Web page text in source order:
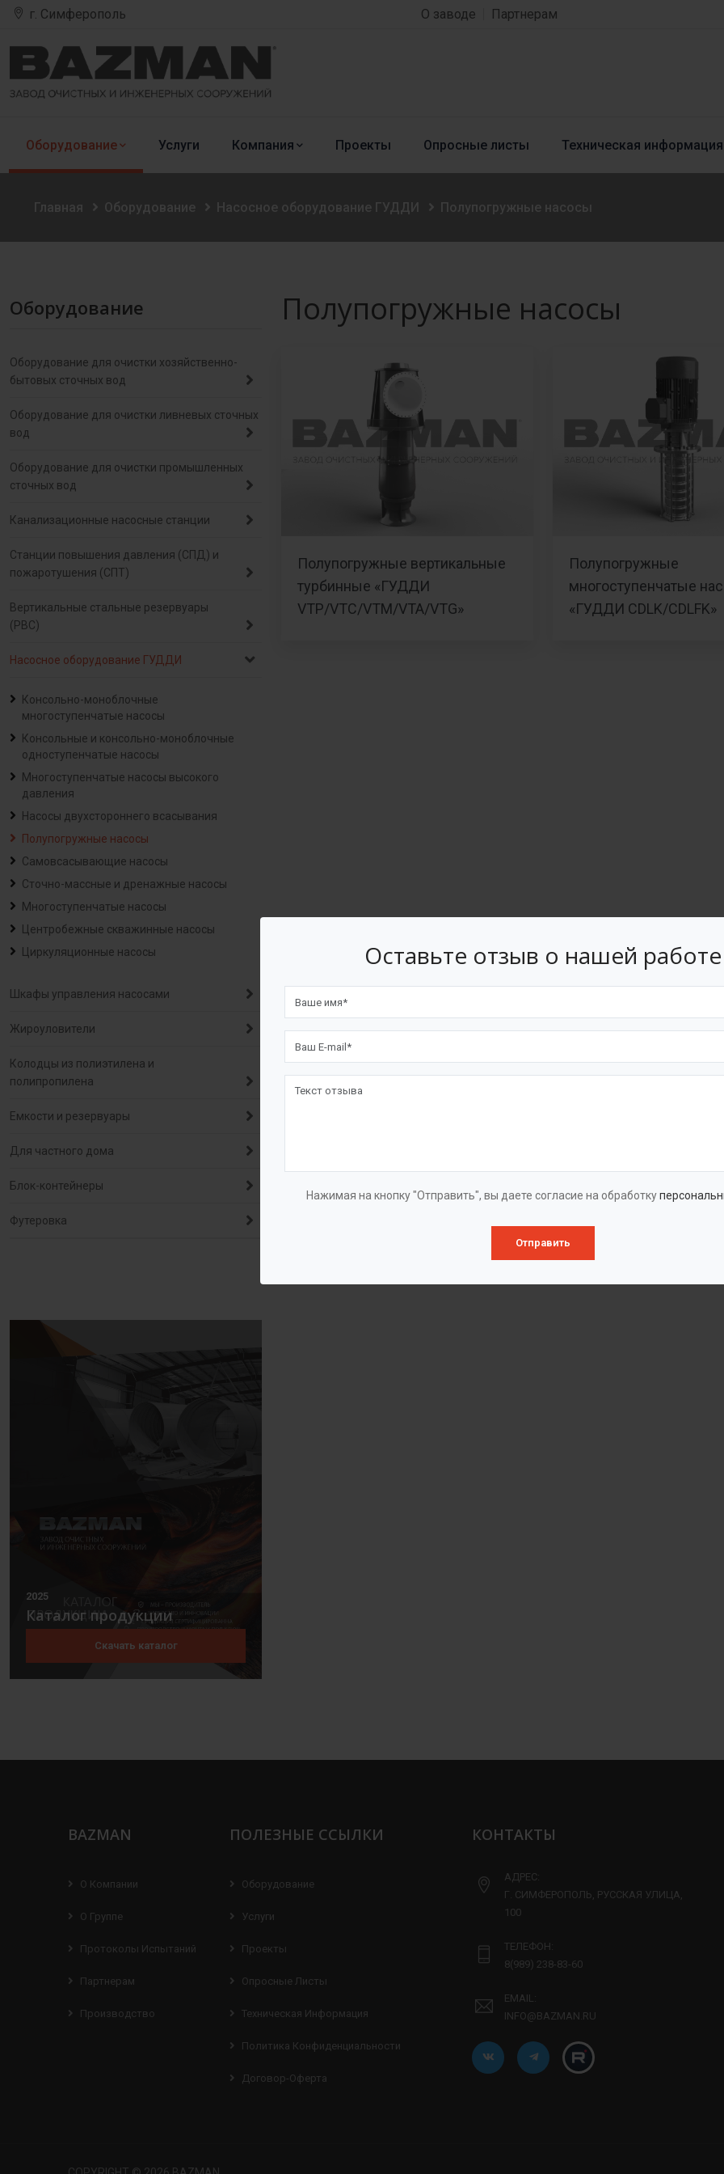
Оставьте отзыв о нашей работе
Нажимая на кнопку "Отправить", вы даете согласие на обработку
Отправить
г. Симферополь О заводе Партнерам
Оборудование Услуги Компания Проекты Опросные листы Техническая информация
Главная Оборудование Насосное оборудование ГУДДИ Полупогружные насосы
Оборудование
Оборудование для очистки хозяйственно-
бытовых сточных вод
Оборудование для очистки ливневых сточных
вод
Оборудование для очистки промышленных
сточных вод
Канализационные насосные станции
Станции повышения давления (СПД) и
пожаротушения (СПТ)
Вертикальные стальные резервуары
(РВС)
Насосное оборудование ГУДДИ
Консольно-моноблочные
многоступенчатые насосы
Консольные и консольно-моноблочные
одноступенчатые насосы
Многоступенчатые насосы высокого
давления
Насосы двухстороннего всасывания
Полупогружные насосы
Самовсасывающие насосы
Сточно-массные и дренажные насосы
Многоступенчатые насосы
Центробежные скважинные насосы
Циркуляционные насосы
Шкафы управления насосами
Жироуловители
Колодцы из полиэтилена и
полипропилена
Емкости и резервуары
Для частного дома
Блок-контейнеры
Футеровка
2025
Каталог продукции
Скачать каталог
Полупогружные насосы
Полупогружные вертикальные
турбинные «ГУДДИ
VTP/VTC/VTM/VTA/VTG»
Полупогружные
многоступенчатые
«ГУДДИ CDLK/CDLFK»
BAZMAN
О Компании
О Группе
Протоколы Испытаний
Партнерам
Производство
ПОЛЕЗНЫЕ ССЫЛКИ
Оборудование
Услуги
Проекты
Опросные Листы
Техническая Информация
Политика Конфиденциальности
Договор-Оферта
КОНТАКТЫ
АДРЕС:
Г. СИМФЕРОПОЛЬ, РУССКАЯ УЛИЦА,
100
ТЕЛЕФОН:
8(989) 238-83-60
EMAIL:
INFO@BAZMAN.RU